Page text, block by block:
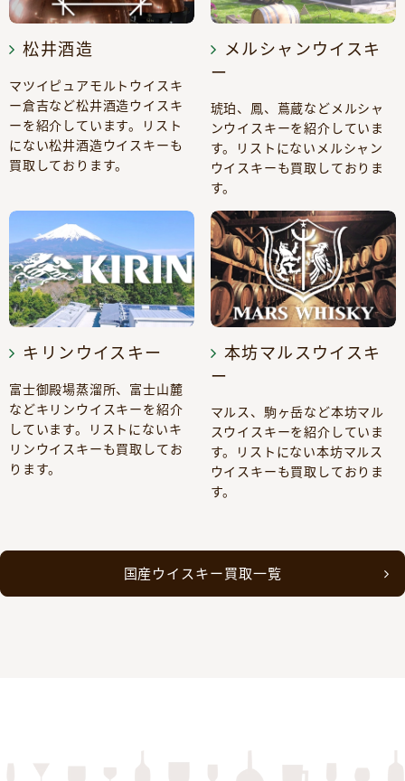
松井酒造
マツイピュアモルトウイスキ
ー倉吉など松井酒造ウイスキ
ーを紹介しています。リスト
にない松井酒造ウイスキーも
買取しております。
メルシャンウイスキ
ー
琥珀、鳳、蔦蔵などメルシャ
ンウイスキーを紹介していま
す。リストにないメルシャン
ウイスキーも買取しておりま
す。
キリンウイスキー
富士御殿場蒸溜所、富士山麓
などキリンウイスキーを紹介
しています。リストにないキ
リンウイスキーも買取してお
ります。
本坊マルスウイスキ
ー
マルス、駒ヶ岳など本坊マル
スウイスキーを紹介していま
す。リストにない本坊マルス
ウイスキーも買取しておりま
す。
国産ウイスキー買取一覧